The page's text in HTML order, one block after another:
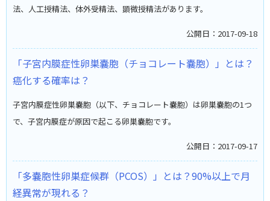
法、人工授精法、体外受精法、顕微授精法があります。
公開日：2017-09-18
「子宮内膜症性卵巣嚢胞（チョコレート嚢胞）」とは？
癌化する確率は？
子宮内膜症性卵巣嚢胞（以下、チョコレート嚢胞）は卵巣嚢胞の1つ
で、子宮内膜症が原因で起こる卵巣嚢胞です。
公開日：2017-09-17
「多嚢胞性卵巣症候群（PCOS）」とは？90%以上で月
経異常が現れる？